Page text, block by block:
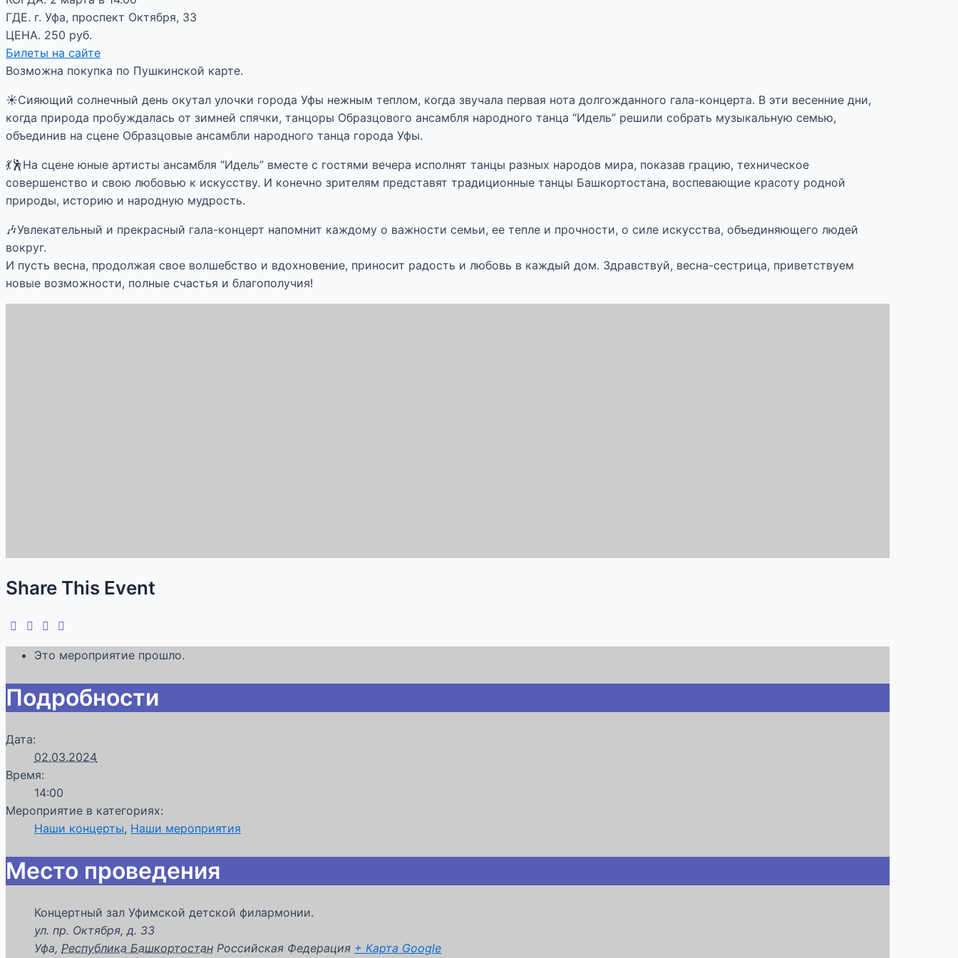
ГДЕ. г. Уфа, проспект Октября, 33
ЦЕНА. 250 руб.
Билеты на сайте
Возможна покупка по Пушкинской карте.
☀Сияющий солнечный день окутал улочки города Уфы нежным теплом, когда звучала первая нота долгожданного гала-концерта. В эти весенние дни,
когда природа пробуждалась от зимней спячки, танцоры Образцового ансамбля народного танца “Идель” решили собрать музыкальную семью,
объединив на сцене Образцовые ансамбли народного танца города Уфы.
💃🕺На сцене юные артисты ансамбля “Идель” вместе с гостями вечера исполнят танцы разных народов мира, показав грацию, техническое
совершенство и свою любовью к искусству. И конечно зрителям представят традиционные танцы Башкортостана, воспевающие красоту родной
природы, историю и народную мудрость.
🎶Увлекательный и прекрасный гала-концерт напомнит каждому о важности семьи, ее тепле и прочности, о силе искусства, объединяющего людей
вокруг.
И пусть весна, продолжая свое волшебство и вдохновение, приносит радость и любовь в каждый дом. Здравствуй, весна-сестрица, приветствуем
новые возможности, полные счастья и благополучия!
Share This Event
Это мероприятие прошло.
Подробности
Дата:
02.03.2024
Время:
14:00
Мероприятие в категориях:
Наши концерты, Наши мероприятия
Место проведения
Концертный зал Уфимской детской филармонии.
ул. пр. Октября, д. 33
Уфа, Республика Башкортостан Российская Федерация + Карта Google